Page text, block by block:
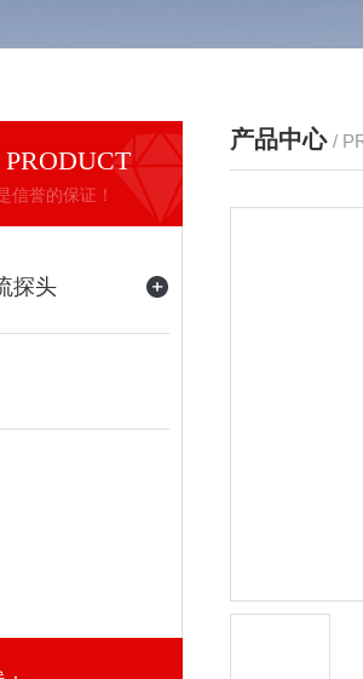
PRODUCT
信誉的保证！
探头
产品中心 /